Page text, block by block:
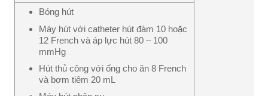
Bóng hút
Máy hút với catheter hút đàm 10 hoặc
12 French và áp lực hút 80 – 100
mmHg
Hút thủ công với ống cho ăn 8 French
và bơm tiêm 20 mL